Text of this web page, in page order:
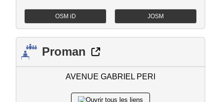
OSM iD JOSM
Proman
AVENUE GABRIEL PERI